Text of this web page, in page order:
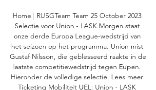
Home | RUSGTeam Team 25 October 2023
Selectie voor Union - LASK Morgen staat
onze derde Europa League-wedstrijd van
het seizoen op het programma. Union mist
Gustaf Nilsson, die geblesseerd raakte in de
laatste competitiewedstrijd tegen Eupen.
Hieronder de volledige selectie. Lees meer
Ticketing Mobiliteit UEL: Union - LASK